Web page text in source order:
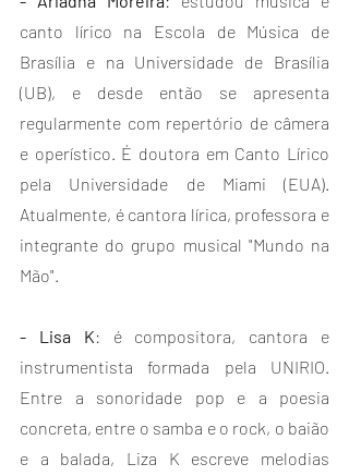
canto lírico na Escola de Música de
Brasília e na Universidade de Brasília
(UB), e desde então se apresenta
regularmente com repertório de câmera
e operístico. É doutora em Canto Lírico
pela Universidade de Miami (EUA).
Atualmente, é cantora lírica, professora e
integrante do grupo musical "Mundo na
Mão".
- Lisa K: é compositora, cantora e
instrumentista formada pela UNIRIO.
Entre a sonoridade pop e a poesia
concreta, entre o samba e o rock, o baião
e a balada, Liza K escreve melodias